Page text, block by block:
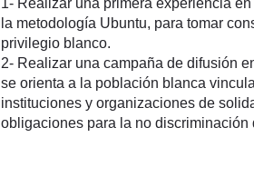
1- Realizar una primera experiencia
la metodología Ubuntu, para tomar
privilegio blanco.
2- Realizar una campaña de difusión
se orienta a la población blanca
instituciones y organizaciones de
obligaciones para la no discriminación